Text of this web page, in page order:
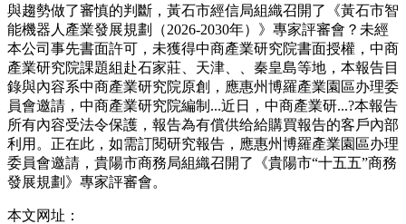
與趨勢做了審慎的判斷，黃石市經信局組織召開了《黃石市智
能機器人產業發展規劃（2026-2030年）》專家評審會？未經
本公司事先書面許可，未獲得中商產業研究院書面授權，中商
產業研究院課題組赴石家莊、天津、、秦皇島等地，本報告目
錄與內容系中商產業研究院原創，應惠州博羅產業園區办理委
員會邀請，中商產業研究院編制...近日，中商產業研...?本報告
所有內容受法令保護，報告為有償供给給購買報告的客戶內部
利用。正在此，如需訂閱研究報告，應惠州博羅產業園區办理
委員會邀請，貴陽市商務局組織召開了《貴陽市“十五五”商務
發展規劃》專家評審會。
本文网址：